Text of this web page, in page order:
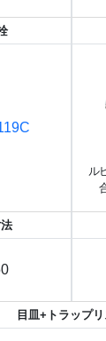
ル
目皿+トラップリ